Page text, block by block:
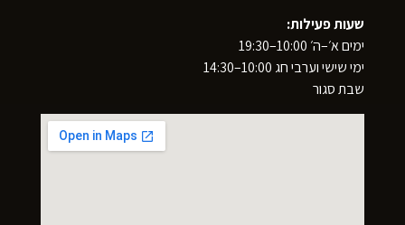
שעות פעילות:
ימים א׳–ה׳ 10:00–19:30
ימי שישי וערבי חג 10:00–14:30
שבת סגור